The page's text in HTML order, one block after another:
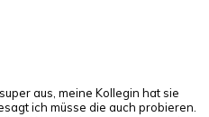
aus, meine Kollegin hat sie
ich müsse die auch probieren.